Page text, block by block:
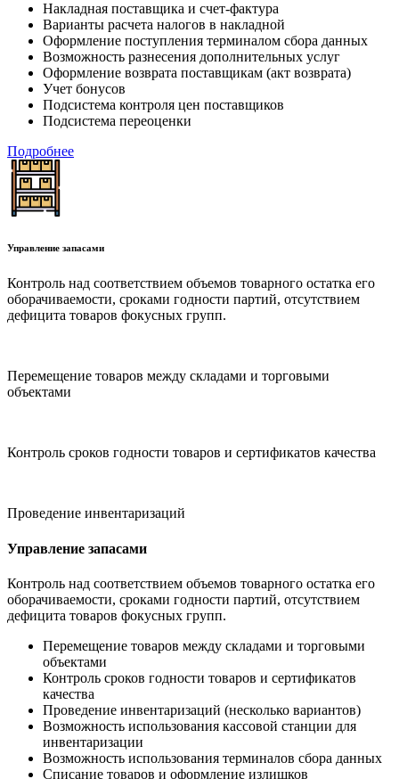
Накладная поставщика и счет-фактура
Варианты расчета налогов в накладной
Оформление поступления терминалом сбора данных
Возможность разнесения дополнительных услуг
Оформление возврата поставщикам (акт возврата)
Учет бонусов
Подсистема контроля цен поставщиков
Подсистема переоценки
Подробнее
Управление запасами
Контроль над соответствием объемов товарного остатка его
оборачиваемости, сроками годности партий, отсутствием
дефицита товаров фокусных групп.
Перемещение товаров между складами и торговыми
объектами
Контроль сроков годности товаров и сертификатов качества
Проведение инвентаризаций
Управление запасами
Контроль над соответствием объемов товарного остатка его
оборачиваемости, сроками годности партий, отсутствием
дефицита товаров фокусных групп.
Перемещение товаров между складами и торговыми
объектами
Контроль сроков годности товаров и сертификатов
качества
Проведение инвентаризаций (несколько вариантов)
Возможность использования кассовой станции для
инвентаризации
Возможность использования терминалов сбора данных
Списание товаров и оформление излишков